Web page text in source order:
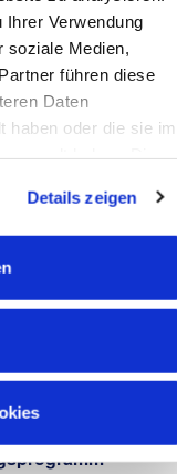
Verwendung
Medien,
führen diese
Daten
haben oder die sie im
Cookies finden Sie
Details zeigen
und engagierter
Tarif (inkl.
mit bis zu 600
jeden Abend